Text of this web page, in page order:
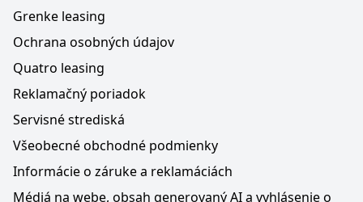
Grenke leasing
Ochrana osobných údajov
Quatro leasing
Reklamačný poriadok
Servisné strediská
Všeobecné obchodné podmienky
Informácie o záruke a reklamáciách
Médiá na webe, obsah generovaný AI a vyhlásenie o